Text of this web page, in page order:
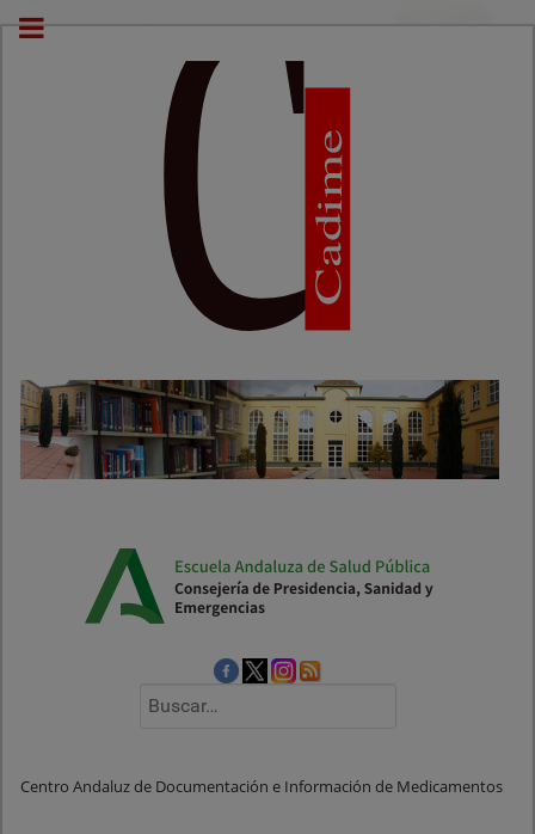
Centro Andaluz de Documentación e Información de Medicamentos